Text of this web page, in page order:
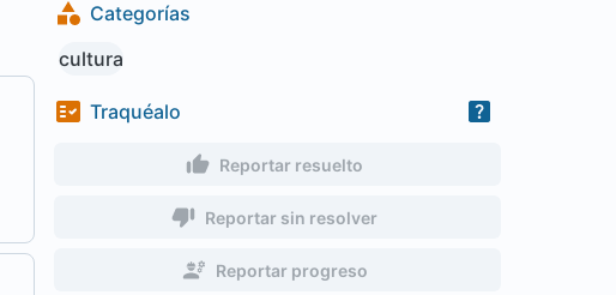
Categorías
cultura
Traquéalo
Reportar resuelto
Reportar sin resolver
Reportar progreso